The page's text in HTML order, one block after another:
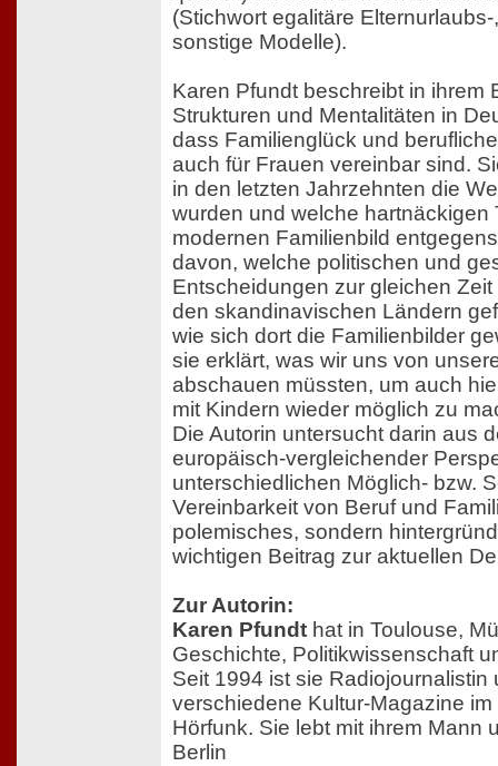
(Stichwort egalitäre
sonstige Modelle).
Karen Pfundt beschreibt in ihrem
Strukturen und Mentalitäten in
dass Familienglück und
auch für Frauen vereinbar sind.
in den letzten Jahrzehnten die
wurden und welche hartnäckigen
modernen Familienbild
davon, welche politischen und
Entscheidungen zur gleichen
den skandinavischen Ländern
wie sich dort die Familienbilder
sie erklärt, was wir uns von
abschauen müssten, um auch
mit Kindern wieder möglich zu
Die Autorin untersucht darin aus
europäisch-vergleichender
unterschiedlichen Möglich- bzw.
Vereinbarkeit von Beruf und
polemisches, sondern
wichtigen Beitrag zur aktuellen
Zur Autorin:
Karen Pfundt hat in Toulouse,
Geschichte, Politikwissenschaft
Seit 1994 ist sie Radiojournalistin
verschiedene Kultur-Magazine
Hörfunk. Sie lebt mit ihrem Mann
Berlin